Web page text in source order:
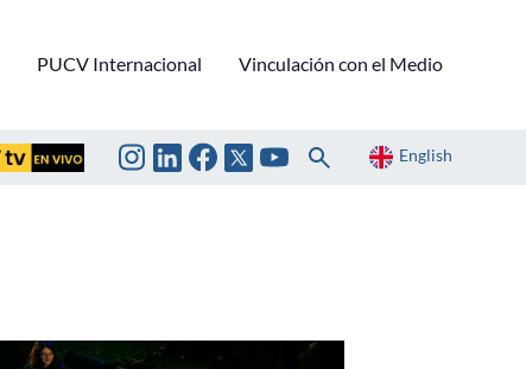
PUCV Internacional Vinculación con el Medio
English